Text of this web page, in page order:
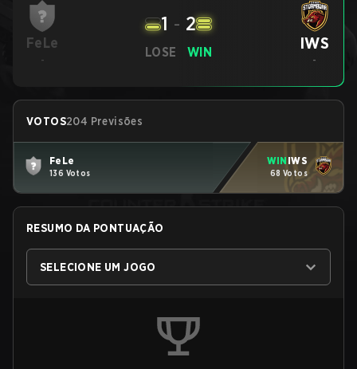
FeLe
-
LOSE
1 - 2
WIN IWS
-
VOTOS204 Previsões
FeLe
136 Votos
WIN IWS
68 Votos
RESUMO DA PONTUAÇÃO
SELECIONE UM JOGO